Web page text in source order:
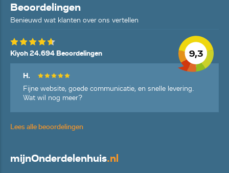
Beoordelingen
Benieuwd wat klanten over ons vertellen
9,3
Kiyoh 24.694 Beoordelingen
H.
Fijne website, goede communicatie, en snelle levering.
Wat wil nog meer?
Lees alle beoordelingen
mijnOnderdelenhuis.nl